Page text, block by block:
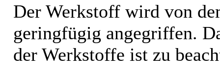
Der Werkstoff wird von
geringfügig angegriffen.
der Werkstoffe ist zu